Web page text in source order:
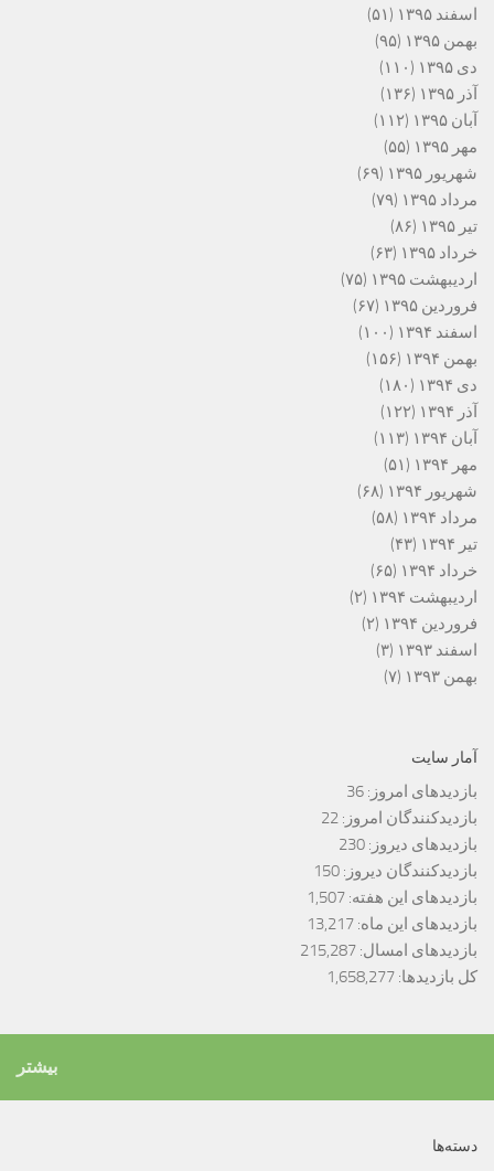
اسفند ۱۳۹۵
(۵۱)
بهمن ۱۳۹۵
(۹۵)
دی ۱۳۹۵
(۱۱۰)
آذر ۱۳۹۵
(۱۳۶)
آبان ۱۳۹۵
(۱۱۲)
مهر ۱۳۹۵
(۵۵)
شهریور ۱۳۹۵
(۶۹)
مرداد ۱۳۹۵
(۷۹)
تیر ۱۳۹۵
(۸۶)
خرداد ۱۳۹۵
(۶۳)
اردیبهشت ۱۳۹۵
(۷۵)
فروردین ۱۳۹۵
(۶۷)
اسفند ۱۳۹۴
(۱۰۰)
بهمن ۱۳۹۴
(۱۵۶)
دی ۱۳۹۴
(۱۸۰)
آذر ۱۳۹۴
(۱۲۲)
آبان ۱۳۹۴
(۱۱۳)
مهر ۱۳۹۴
(۵۱)
شهریور ۱۳۹۴
(۶۸)
مرداد ۱۳۹۴
(۵۸)
تیر ۱۳۹۴
(۴۳)
خرداد ۱۳۹۴
(۶۵)
اردیبهشت ۱۳۹۴
(۲)
فروردین ۱۳۹۴
(۲)
اسفند ۱۳۹۳
(۳)
بهمن ۱۳۹۳
(۷)
آمار سایت
بازدیدهای امروز: 36
بازدیدکنندگان امروز: 22
بازدیدهای دیروز: 230
بازدیدکنندگان دیروز: 150
بازدیدهای این هفته: 1,507
بازدیدهای این ماه: 13,217
بازدیدهای امسال: 215,287
کل بازدیدها: 1,658,277
بیشتر
دسته‌ها